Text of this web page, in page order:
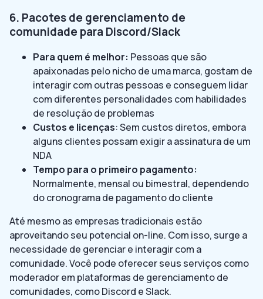
6. Pacotes de gerenciamento de
comunidade para Discord/Slack
Para quem é melhor: Pessoas que são
apaixonadas pelo nicho de uma marca, gostam de
interagir com outras pessoas e conseguem lidar
com diferentes personalidades com habilidades
de resolução de problemas
Custos e licenças: Sem custos diretos, embora
alguns clientes possam exigir a assinatura de um
NDA
Tempo para o primeiro pagamento:
Normalmente, mensal ou bimestral, dependendo
do cronograma de pagamento do cliente
Até mesmo as empresas tradicionais estão
aproveitando seu potencial on-line. Com isso, surge a
necessidade de gerenciar e interagir com a
comunidade. Você pode oferecer seus serviços como
moderador em plataformas de gerenciamento de
comunidades, como Discord e Slack.